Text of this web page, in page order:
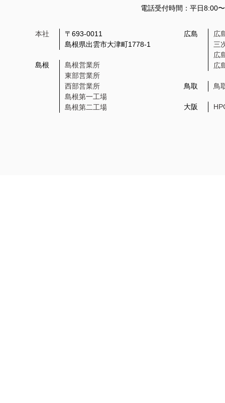
電話受付時間：平日8:00
本社
〒693-0011
島根県出雲市大津町1778-1
島根
島根営業所
東部営業所
西部営業所
島根第一工場
島根第二工場
広島
広
三
広
広
鳥取 鳥
大阪